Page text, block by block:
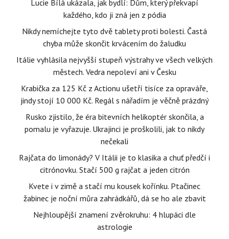
Lucie Bílá ukázala, jak bydlí: Dům, který překvapí
každého, kdo ji zná jen z pódia
Nikdy nemíchejte tyto dvě tablety proti bolesti. Častá
chyba může skončit krvácením do žaludku
Itálie vyhlásila nejvyšší stupeň výstrahy ve všech velkých
městech. Vedra nepoleví ani v Česku
Krabička za 125 Kč z Actionu ušetří tisíce za opraváře,
jindy stojí 10 000 Kč. Regál s nářadím je věčně prázdný
Rusko zjistilo, že éra bitevních helikoptér skončila, a
pomalu je vyřazuje. Ukrajinci je proškolili, jak to nikdy
nečekali
Rajčata do limonády? V Itálii je to klasika a chuť předčí i
citrónovku. Stačí 500 g rajčat a jeden citrón
Kvete i v zimě a stačí mu kousek kořínku. Ptačinec
žabinec je noční můra zahrádkářů, dá se ho ale zbavit
Nejhloupější znamení zvěrokruhu: 4 hlupáci dle
astrologie